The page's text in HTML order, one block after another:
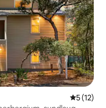
5 af 5 í
5 (12)